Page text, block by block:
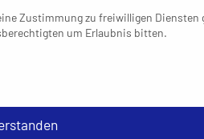
gesehen habe – von der
in den letzten 15 Minuten
Zustimmung zu freiwilligen Diensten
um Erlaubnis bitten.